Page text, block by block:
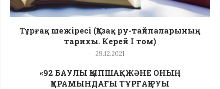
Тұрғақ шежіресі (Қазақ ру-тайпаларының
тарихы. Керей I том)
29.12.2021
«92 БАУЛЫ ҚЫПШАҚ» ЖӘНЕ ОНЫҢ
ҚҰРАМЫНДАҒЫ ТҰРҒАҚ РУЫ